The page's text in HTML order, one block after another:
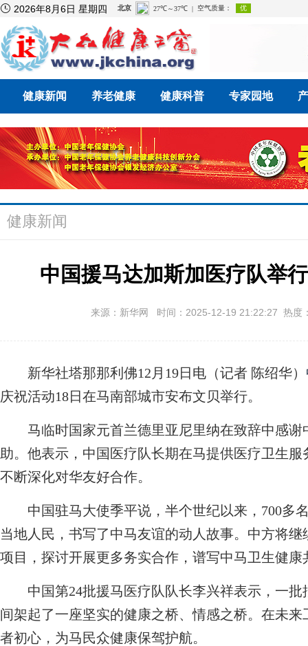
 2026年8月6日 星期四
健康新闻 养老健康 健康科普 专家园地
健康新闻
中国援马达加斯加医疗队举
来源：新华网 时间：2025-12-19 21:22:27 热度
新华社塔那那利佛12月19日电（记者 陈绍华）
庆祝活动18日在马南部城市安布文贝举行。
马临时国家元首兰德里亚尼里纳在致辞中感谢
助。他表示，中国医疗队长期在马提供医疗卫生
不断深化对华友好合作。
中国驻马大使季平说，半个世纪以来，700多
当地人民，书写了中马友谊的动人故事。中方将
项目，探讨开展更多务实合作，谱写中马卫生健康
中国第24批援马医疗队队长李兴祥表示，一批
间架起了一座坚实的健康之桥、情感之桥。在未
者初心，为马民众健康保驾护航。